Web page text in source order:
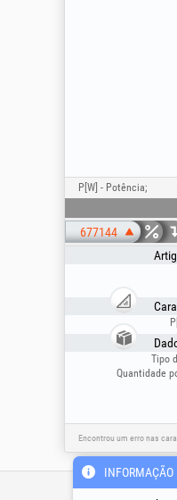
P[W] - Potência;
677144
Tipo
Quantidade
Encontrou um erro nas
INFORMAÇÃO